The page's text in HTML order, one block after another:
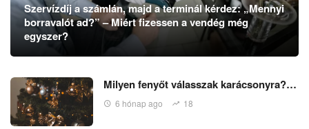
Szervízdíj a számlán, majd a terminál kérdez: „Mennyi
borravalót ad?” – Miért fizessen a vendég még
egyszer?
Milyen fenyőt válasszak karácsonyra?…
6 hónap ago 18